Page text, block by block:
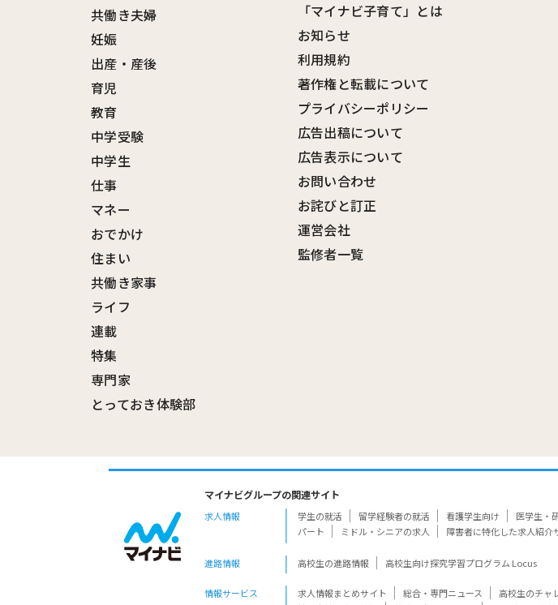
共働き夫婦
妊娠
出産・産後
育児
教育
中学受験
中学生
仕事
マネー
おでかけ
住まい
共働き家事
ライフ
連載
特集
専門家
とっておき体験部
「マイナビ子育て」とは
お知らせ
利用規約
著作権と転載について
プライバシーポリシー
広告出稿について
広告表示について
お問い合わせ
お詫びと訂正
運営会社
監修者一覧
マイナビグループの関連サイト
求人情報 学生の就活 留学経験者の就活 看護学生向け 医学生・
パート
ミドル・シニアの求人 障害者に特化した求人紹介
進路情報 高校生の進路情報 高校生向け探究学習プログラム Locus
情報サービス 求人情報まとめサイト 総合・専門ニュース 高校生のチャ